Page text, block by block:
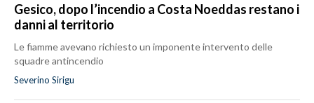
Gesico, dopo l’incendio a Costa Noeddas restano i
danni al territorio
Le fiamme avevano richiesto un imponente intervento delle
squadre antincendio
Severino Sirigu